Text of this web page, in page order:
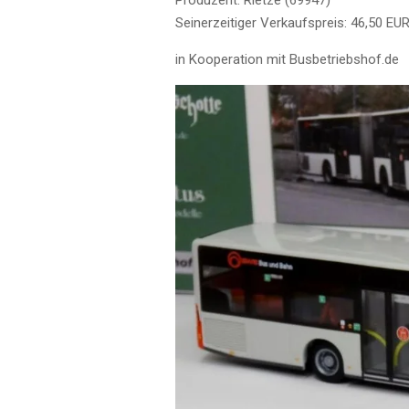
Seinerzeitiger Verkaufspreis: 46,50 EUR
in Kooperation mit Busbetriebshof.de